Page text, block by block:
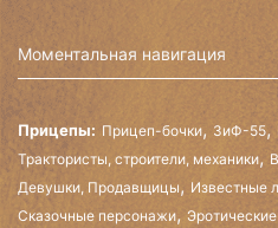
Моментальная навигация
Прицепы: Прицеп-бочки, ЗиФ-55,
Трактористы, строители, механики,
Девушки, Продавщицы, Известные
Сказочные персонажи,